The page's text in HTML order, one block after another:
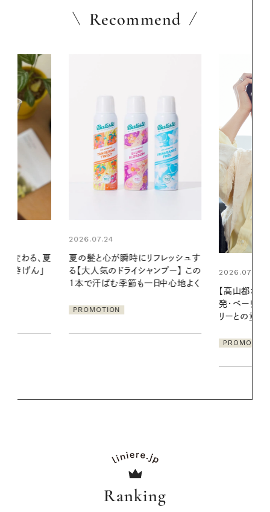
Recommend
レッシュす
プー】 この
2026.07.21
発・ベーリングの腕時計】 アクセサ
リーとの重ねづけも素敵な大人の
2026.06.01
やりジェルと
ア
PROMOTION
Ranking